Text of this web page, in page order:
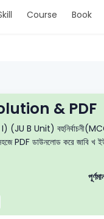
Course Book
& PDF
: I) (JU B Unit)
PDF ডাউনলোড করে জাবি খ